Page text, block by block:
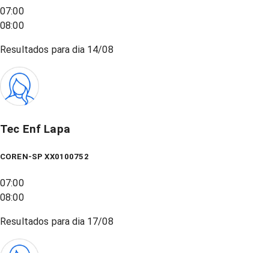
07:00
08:00
Resultados para dia 14/08
Tec Enf Lapa
COREN-SP XX0100752
07:00
08:00
Resultados para dia 17/08